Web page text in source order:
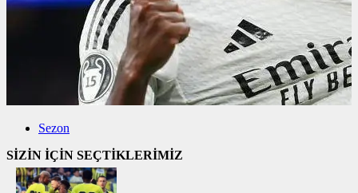
Sezon
SİZİN İÇİN SEÇTİKLERİMİZ